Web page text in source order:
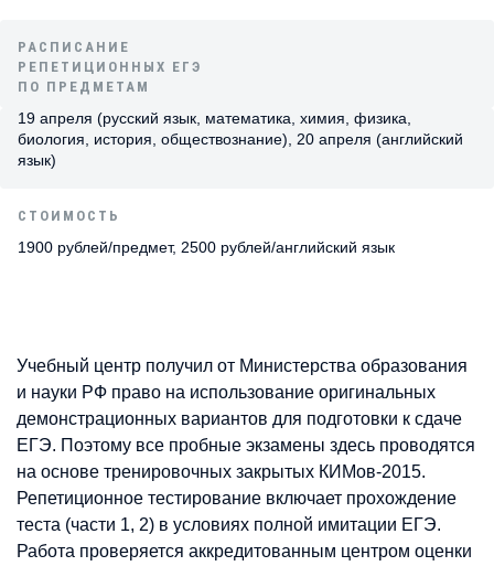
РАСПИСАНИЕ
РЕПЕТИЦИОННЫХ ЕГЭ
ПО ПРЕДМЕТАМ
19 апреля (русский язык, математика, химия, физика,
биология, история, обществознание), 20 апреля (английский
язык)
СТОИМОСТЬ
1900 рублей/предмет, 2500 рублей/английский язык
Учебный центр получил от Министерства образования
и науки РФ право на использование оригинальных
демонстрационных вариантов для подготовки к сдаче
ЕГЭ. Поэтому все пробные экзамены здесь проводятся
на основе тренировочных закрытых КИМов-2015.
Репетиционное тестирование включает прохождение
теста (части 1, 2) в условиях полной имитации ЕГЭ.
Работа проверяется аккредитованным центром оценки